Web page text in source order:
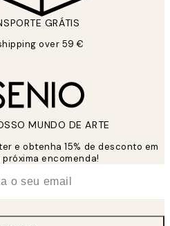
GRÁTIS
over 59 €
MUNDO DE ARTE
e obtenha 15% de desconto em
encomenda!